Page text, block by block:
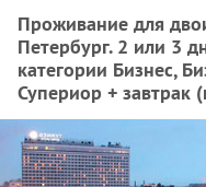
Проживание для
Петербург. 2 или 3
категории Бизнес,
Супериор + завтрак